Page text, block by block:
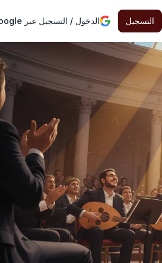
التسجيل الدخول / التسجيل عبر Google